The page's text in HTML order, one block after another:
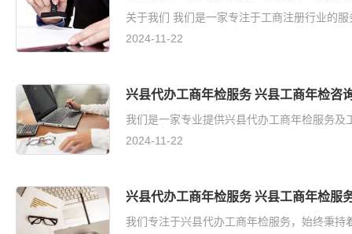
关于我们 我们是一家专注于工商注册行业的
2024-11-22
兴县代办工商年检服务 兴县工商年检咨
我们是一家专业提供兴县代办工商年检服务
2024-11-22
兴县代办工商年检服务 兴县工商年检服
我们专注于兴县代办工商年检服务，始终秉持